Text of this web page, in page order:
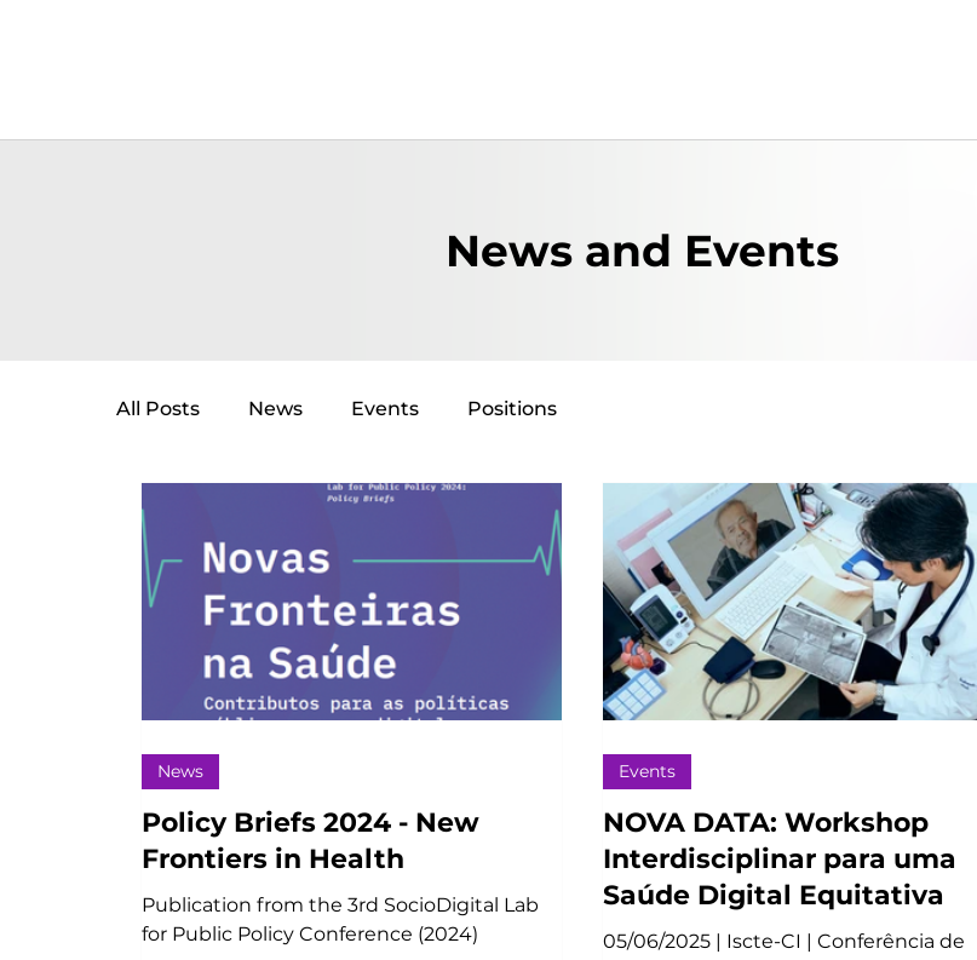
All Posts News Events Positions
Policy Briefs 2024 - New
Frontiers in Health
Publication from the 3rd SocioDigital Lab
for Public Policy Conference (2024)
News
NOVA DATA: Workshop
Interdisciplinar para uma
Saúde Digital Equitativa
05/06/2025 | Iscte-CI | Conferência de
Events
News and Events